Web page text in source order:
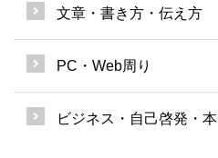
文章・書き方・伝え方
PC・Web周り
ビジネス・自己啓発・本